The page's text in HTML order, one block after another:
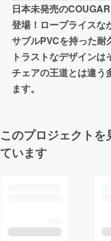
日本未発売の
登場！ロープライスな
サブルPVCを持った耐
トラストなデザイン
チェアの王道とは違う
ます。
このプロジェクト
ています